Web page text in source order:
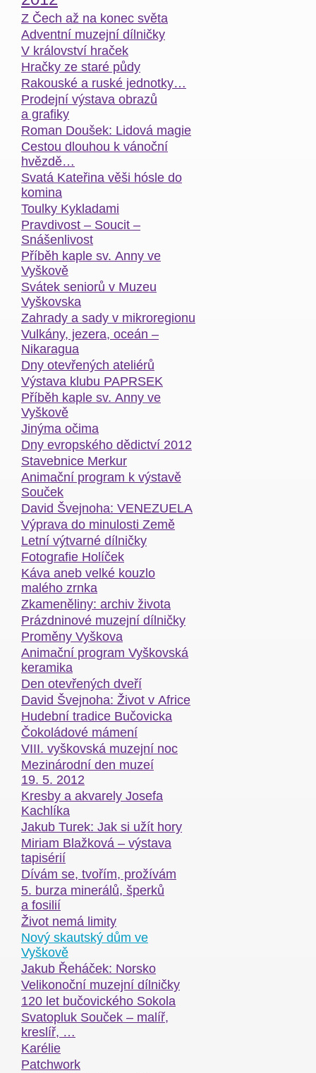
Z Čech až na konec světa
Adventní muzejní dílničky
V království hraček
Hračky ze staré půdy
Rakouské a ruské jednotky…
Prodejní výstava obrazů
a grafiky
Roman Doušek: Lidová magie
Cestou dlouhou k vánoční
hvězdě…
Svatá Kateřina věši hósle do
komina
Toulky Kykladami
Pravdivost – Soucit –
Snášenlivost
Příběh kaple sv. Anny ve
Vyškově
Svátek seniorů v Muzeu
Vyškovska
Zahrady a sady v mikroregionu
Vulkány, jezera, oceán –
Nikaragua
Dny otevřených ateliérů
Výstava klubu PAPRSEK
Příběh kaple sv. Anny ve
Vyškově
Jinýma očima
Dny evropského dědictví 2012
Stavebnice Merkur
Animační program k výstavě
Souček
David Švejnoha: VENEZUELA
Výprava do minulosti Země
Letní výtvarné dílničky
Fotografie Holíček
Káva aneb velké kouzlo
malého zrnka
Zkameněliny: archiv života
Prázdninové muzejní dílničky
Proměny Vyškova
Animační program Vyškovská
keramika
Den otevřených dveří
David Švejnoha: Život v Africe
Hudební tradice Bučovicka
Čokoládové mámení
VIII. vyškovská muzejní noc
Mezinárodní den muzeí
19. 5. 2012
Kresby a akvarely Josefa
Kachlíka
Jakub Turek: Jak si užít hory
Miriam Blažková – výstava
tapisérií
Dívám se, tvořím, prožívám
5. burza minerálů, šperků
a fosilií
Život nemá limity
Nový skautský dům ve
Vyškově
Jakub Řeháček: Norsko
Velikonoční muzejní dílničky
120 let bučovického Sokola
Svatopluk Souček – malíř,
kreslíř, …
Karélie
Patchwork